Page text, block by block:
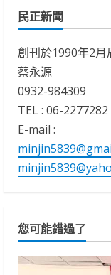
民正新聞
創刊於1990年2
蔡永源
0932-984309
TEL : 06-2277282
E-mail :
您可能錯過了